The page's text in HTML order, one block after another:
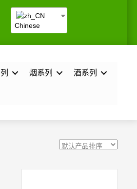
Chinese
烟系列 酒系列